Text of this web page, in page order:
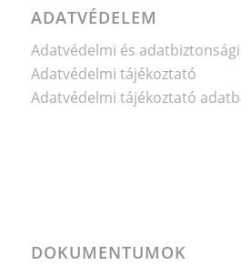
ADATVÉDELEM
Adatvédelmi és
Adatvédelmi tájékoztató
Adatvédelmi tájékoztató
DOKUMENTUMOK